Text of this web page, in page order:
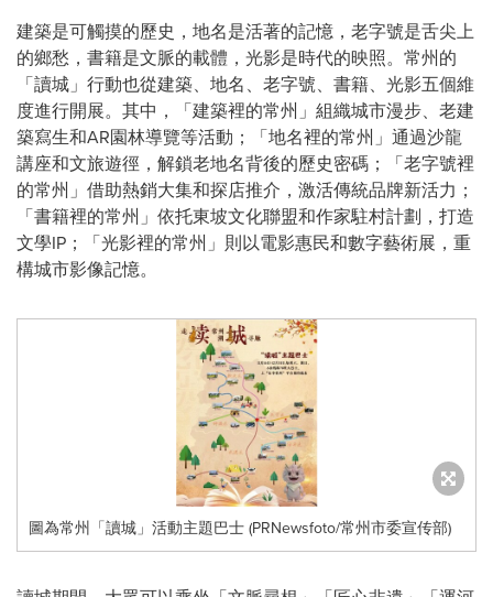
建築是可觸摸的歷史，地名是活著的記憶，老字號是舌尖上
的鄉愁，書籍是文脈的載體，光影是時代的映照。常州的
「讀城」行動也從建築、地名、老字號、書籍、光影五個維
度進行開展。其中，「建築裡的常州」組織城市漫步、老建
築寫生和AR園林導覽等活動；「地名裡的常州」通過沙龍
講座和文旅遊徑，解鎖老地名背後的歷史密碼；「老字號裡
的常州」借助熱銷大集和探店推介，激活傳統品牌新活力；
「書籍裡的常州」依托東坡文化聯盟和作家駐村計劃，打造
文學IP；「光影裡的常州」則以電影惠民和數字藝術展，重
構城市影像記憶。
圖為常州「讀城」活動主題巴士 (PRNewsfoto/常州市委宣传部)